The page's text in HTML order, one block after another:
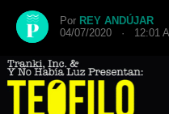
Por REY ANDÚJAR
04/07/2020 · 12:01